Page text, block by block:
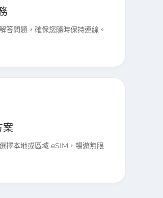
答問題，確保您隨時保持連線。
案
擇本地或區域 eSIM，暢遊無限